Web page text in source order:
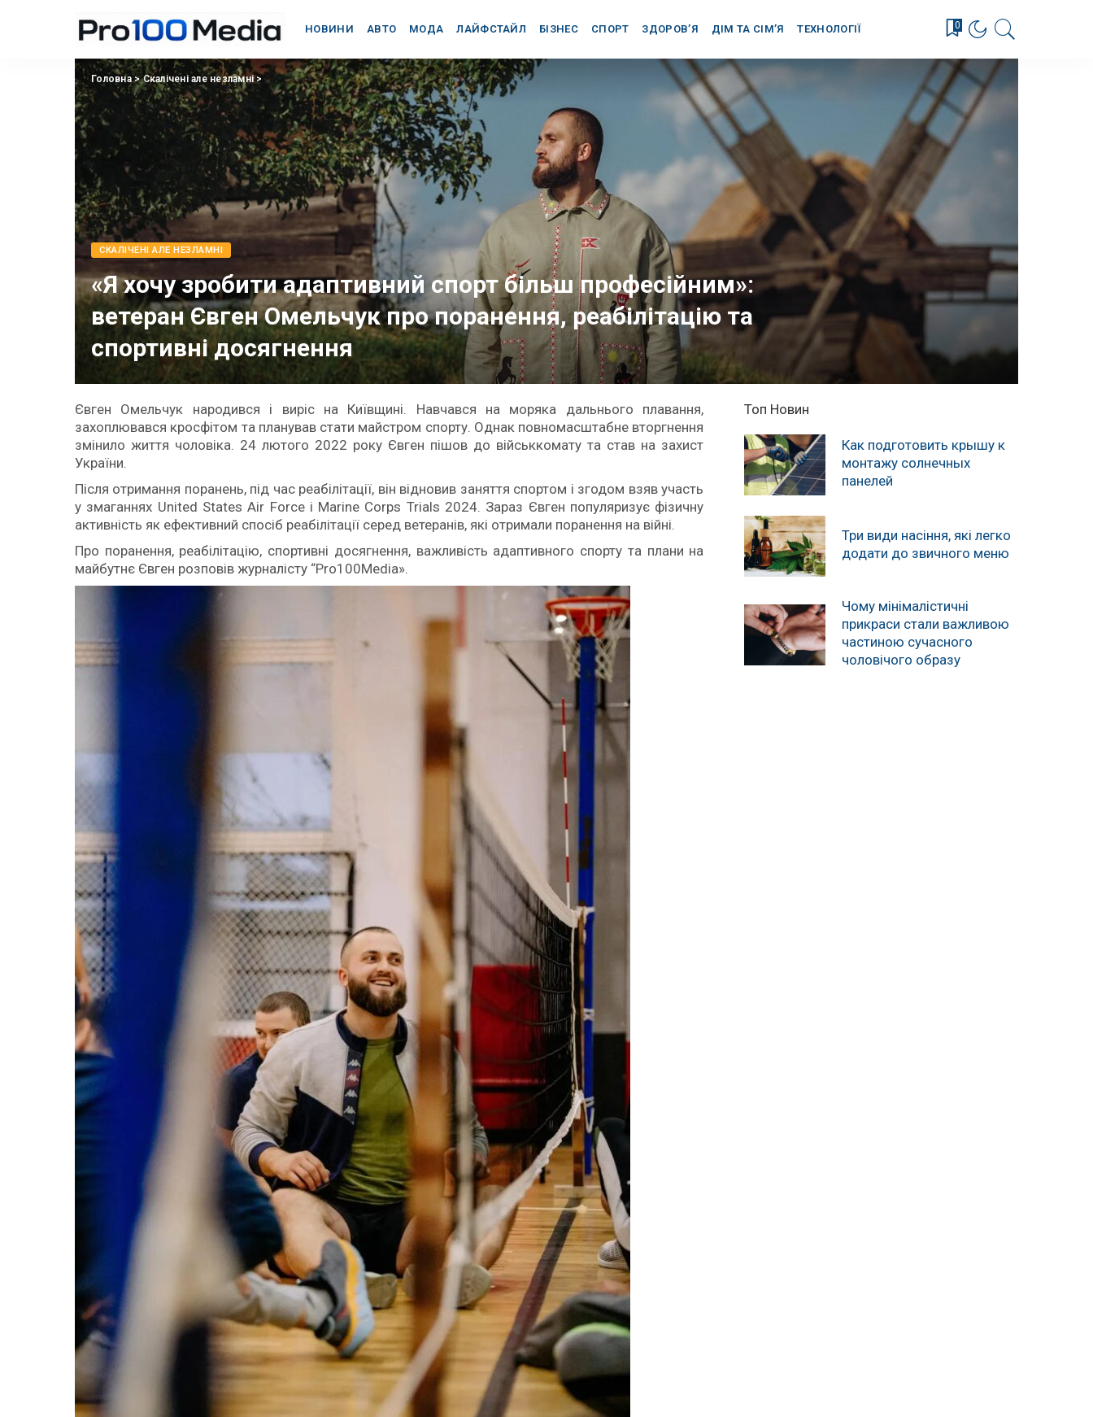
НОВИНИ АВТО МОДА ЛАЙФСТАЙЛ БІЗНЕС СПОРТ ЗДОРОВ’Я ДІМ ТА СІМ’Я ТЕХНОЛОГІЇ 0
Головна>Скалічені але незламні>
СКАЛІЧЕНІ АЛЕ НЕЗЛАМНІ
«Я хочу зробити адаптивний спорт більш професійним»:
ветеран Євген Омельчук про поранення, реабілітацію та
спортивні досягнення
Євген Омельчук народився і виріс на Київщині. Навчався на моряка дальнього плавання,
захоплювався кросфітом та планував стати майстром спорту. Однак повномасштабне вторгнення
змінило життя чоловіка. 24 лютого 2022 року Євген пішов до військкомату та став на захист
України.
Після отримання поранень, під час реабілітації, він відновив заняття спортом і згодом взяв участь
у змаганнях United States Air Force і Marine Corps Trials 2024. Зараз Євген популяризує фізичну
активність як ефективний спосіб реабілітації серед ветеранів, які отримали поранення на війні.
Про поранення, реабілітацію, спортивні досягнення, важливість адаптивного спорту та плани на
майбутнє Євген розповів журналісту “Pro100Media».
Топ Новин
Как подготовить крышу к
монтажу солнечных
панелей
Три види насіння, які легко
додати до звичного меню
Чому мінімалістичні
прикраси стали важливою
частиною сучасного
чоловічого образу